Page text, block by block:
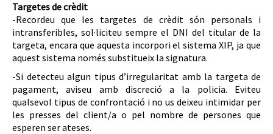
Targetes de crèdit
-Recordeu que les targetes de crèdit són personals i
intransferibles, sol·liciteu sempre el DNI del titular de la
targeta, encara que aquesta incorpori el sistema XIP, ja que
aquest sistema només substitueix la signatura.
-Si detecteu algun tipus d’irregularitat amb la targeta de
pagament, aviseu amb discreció a la policia. Eviteu
qualsevol tipus de confrontació i no us deixeu intimidar per
les presses del client/a o pel nombre de persones que
esperen ser ateses.